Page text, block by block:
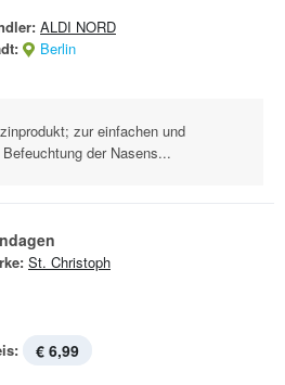
ALDI NORD
Berlin
zur einfachen und
der Nasens...
St. Christoph
€ 6,99